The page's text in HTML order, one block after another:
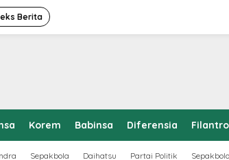
Berita
Korem Babinsa Diferensia
Sepakbola Daihatsu Partai Politik